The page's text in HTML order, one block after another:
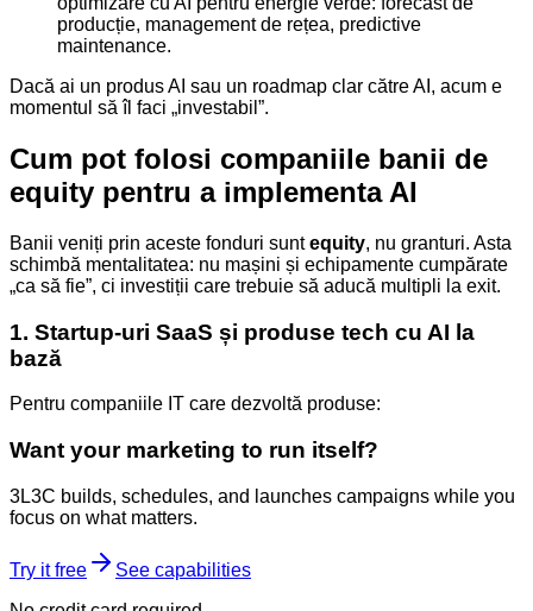
producție, management de rețea, predictive
maintenance.
Dacă ai un produs AI sau un roadmap clar către AI, acum e
momentul să îl faci „investabil”.
Cum pot folosi companiile banii de
equity pentru a implementa AI
Banii veniți prin aceste fonduri suntequity, nu granturi. Asta
schimbă mentalitatea: nu mașini și echipamente cumpărate
„ca să fie”, ci investiții care trebuie să aducă multipli la exit.
1. Startup-uri SaaS și produse tech cu AI la
bază
Pentru companiile IT care dezvoltă produse:
Want your marketing to run itself?
3L3C builds, schedules, and launches campaigns while you
focus on what matters.
Try it free
See capabilities